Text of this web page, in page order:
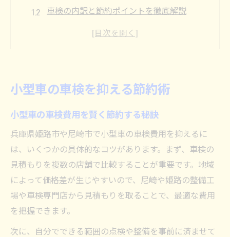
車検の内訳と節約ポイントを徹底解説
安く車検を受けるための事前準備とは
姫路市や尼崎市の車検のコツ教えます
尼崎・姫路の車検事情と最新トレンド
車検業者選びで失敗しないポイント
地元で見つかる車検のおすすめサービス
即日対応も安心な車検業者の見極め方
口コミで評判の高い車検整備工場活用法
車検費用を安くする方法徹底解説
車検費用を安く抑えるための交渉術
小型車の車検を抑える節約術
小型車の車検費用を賢く節約する秘訣
兵庫県姫路市や尼崎市で小型車の車検費用を抑えるに
は、いくつかの具体的なコツがあります。まず、車検の
見積もりを複数の店舗で比較することが重要です。地域
によって価格差が生じやすいので、尼崎や姫路の整備工
場や車検専門店から見積もりを取ることで、最適な費用
を把握できます。
次に、自分でできる範囲の点検や整備を事前に済ませて